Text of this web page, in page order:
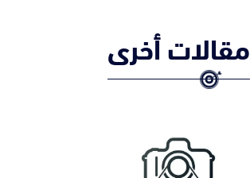
مقالات أخرى